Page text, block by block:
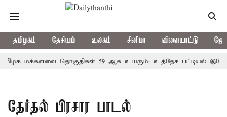
தமிழகம் தேசியம் உலகம் சினிமா விளையாட்டு
மக்களவை தொகுதிகள் 59 ஆக உயரும்: உத்தேச பட்டியல் இதோ!
தேர்தல் பிரசார பாடல்